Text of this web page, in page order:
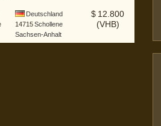
Deutschland
14715Schollene
Sachsen-Anhalt
$ 12.800
(VHB)